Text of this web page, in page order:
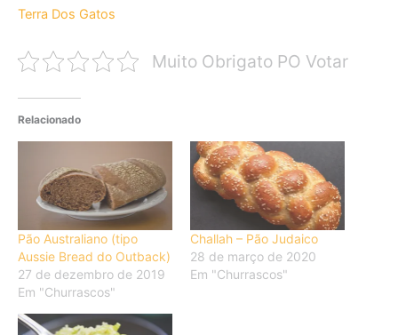
Terra Dos Gatos
Muito Obrigato PO Votar
Relacionado
Pão Australiano (tipo
Aussie Bread do Outback)
27 de dezembro de 2019
Em "Churrascos"
Challah – Pão Judaico
28 de março de 2020
Em "Churrascos"